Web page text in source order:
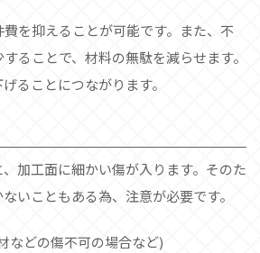
を抑えることが可能です。また、不
ることで、材料の無駄を減らせます。
ることにつながります。
加工面に細かい傷が入ります。そのた
いこともある為、注意が必要です。
などの傷不可の場合など)